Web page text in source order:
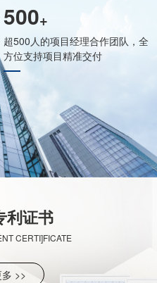
500+
超500人的项目经理合作团队，全
方位支持项目精准交付
利证书
CERTI]FICATE
>>